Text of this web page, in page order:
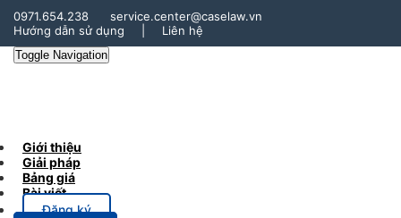
0971.654.238
service.center@caselaw.vn
Hướng dẫn sử dụng
Liên hệ
Toggle Navigation
Giới thiệu
Giải pháp
Bảng giá
Bài viết
Đăng ký